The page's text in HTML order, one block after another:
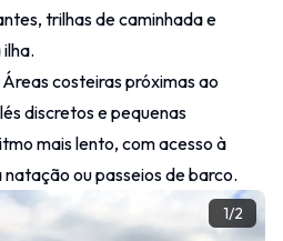
trilhas de caminhada e
costeiras próximas ao
discretos e pequenas
mais lento, com acesso à
ou passeios de barco.
1/2